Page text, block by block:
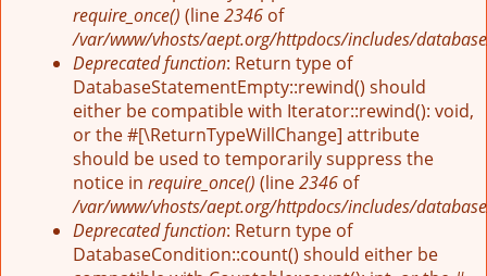
require_once() (line2346 of
/var/www/vhosts/aept.org/httpdocs/includes/
Deprecated function: Return type of
DatabaseStatementEmpty::rewind() should
either be compatible with Iterator::rewind(): void,
or the #[\ReturnTypeWillChange] attribute
should be used to temporarily suppress the
notice in require_once() (line2346 of
/var/www/vhosts/aept.org/httpdocs/includes/
Deprecated function: Return type of
DatabaseCondition::count() should either be